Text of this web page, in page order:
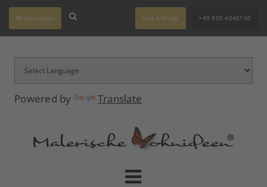
Powered by Translate
Rezensionen Ihre Anfrage +49 800 4040100